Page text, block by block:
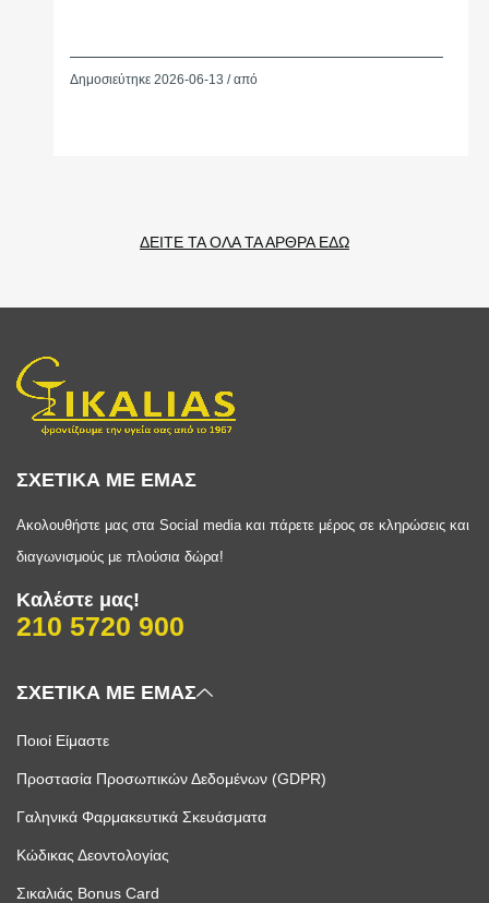
Δημοσιεύτηκε 2026-06-13 / από
ΔΕΙΤΕ ΤΑ ΟΛΑ ΤΑ ΑΡΘΡΑ ΕΔΩ
ΣΧΕΤΙΚΑ ΜΕ ΕΜΑΣ
Ακολουθήστε μας στα Social media και πάρετε μέρος σε κληρώσεις και
διαγωνισμούς με πλούσια δώρα!
Καλέστε μας!
210 5720 900
ΣΧΕΤΙΚΑ ΜΕ ΕΜΑΣ
Ποιοί Είμαστε
Προστασία Προσωπικών Δεδομένων (GDPR)
Γαληνικά Φαρμακευτικά Σκευάσματα
Κώδικας Δεοντολογίας
Σικαλιάς Bonus Card